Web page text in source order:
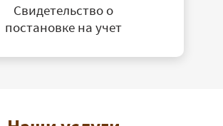
Свидетельство о
постановке на учет